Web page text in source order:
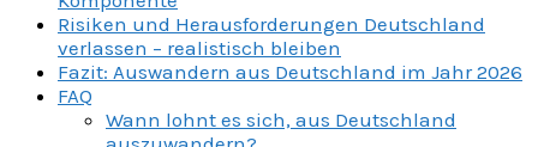
Risiken und Herausforderungen Deutschland
verlassen – realistisch bleiben
Fazit: Auswandern aus Deutschland im Jahr 2026
FAQ
Wann lohnt es sich, aus Deutschland